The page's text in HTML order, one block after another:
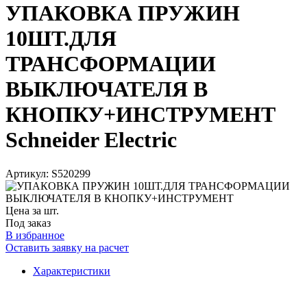
УПАКОВКА ПРУЖИН
10ШТ.ДЛЯ
ТРАНСФОРМАЦИИ
ВЫКЛЮЧАТЕЛЯ В
КНОПКУ+ИНСТРУМЕНТ
Schneider Electric
Артикул: S520299
Цена за шт.
Под заказ
В избранное
Оставить заявку на расчет
Характеристики